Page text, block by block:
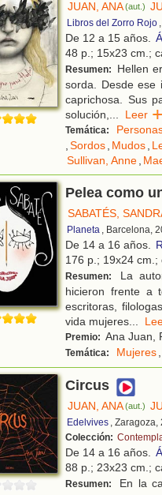
JUAN, ANA(aut.)
Libros del Zorro Rojo
De 12 a 15 años.
48 p.; 15x23 cm.;
Resumen:
Hellen
sorda. Desde ese
caprichosa. Sus
solución,... Leer
Temática:
,Sordos, Mudos,
Sullivan, Anne,
Pelea como
SABATÉS,
Planeta , Barcelona,
De 14 a 16 años.
176 p.; 19x24 cm.;
Resumen:
La
hicieron frente a
escritoras,
vida mujeres...
Premio: Ana Juan,
Temática: Mujeres,
Circus
JUAN, ANA(aut.)
Edelvives , Zaragoza,
Colección:
De 14 a 16 años.
88 p.; 23x23 cm.;
Resumen:
En la